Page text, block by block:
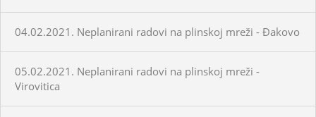
04.02.2021. Neplanirani radovi na plinskoj mreži - Đakovo
05.02.2021. Neplanirani radovi na plinskoj mreži -
Virovitica